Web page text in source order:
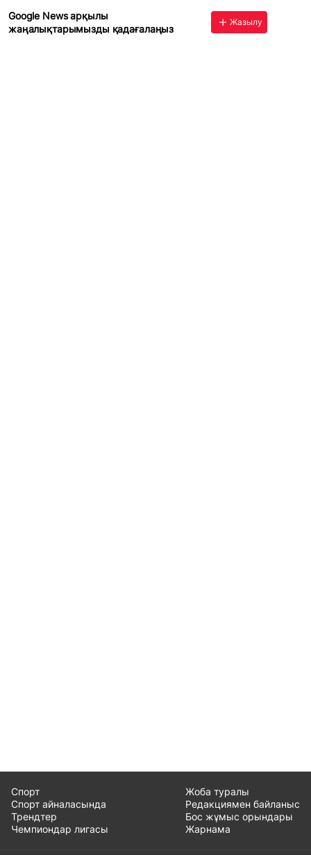
Google News арқылы
жаңалықтарымызды қадағалаңыз
Жазылу
Спорт
Спорт айналасында
Трендтер
Чемпиондар лигасы
Жоба туралы
Редакциямен байланыс
Бос жұмыс орындары
Жарнама